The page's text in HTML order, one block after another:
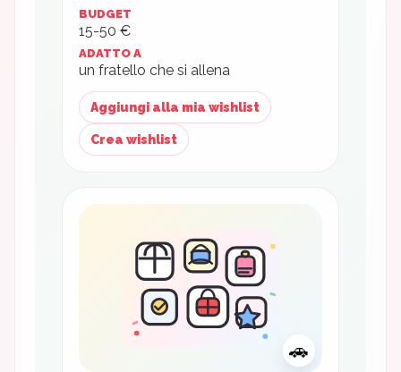
BUDGET
15-50 €
ADATTO A
un fratello che si allena
Aggiungi alla mia wishlist
Crea wishlist
🚗